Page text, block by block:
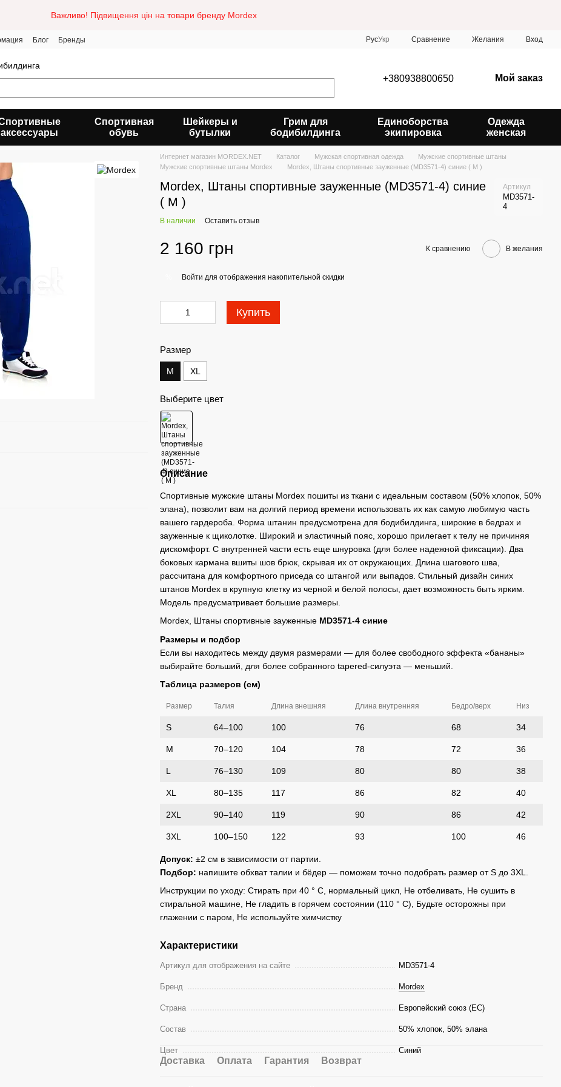
Важливо! Підвищення цін на товари бренду Mordex
Блог Бренды РусУкр Сравнение Желания Вход
+380938800650 Мой заказ
аксессуары
Спортивная
обувь
Шейкеры и
бутылки
Грим для
бодибилдинга
Единоборства
экипировка
Одежда
женская
Интернет магазин MORDEX.NET Каталог Мужская спортивная одежда
Мужские спортивные штаны
Мужские спортивные штаны Mordex
Mordex, Штаны спортивные зауженные (MD3571-4) синие ( M )
Mordex, Штаны спортивные зауженные (MD3571-4) синие
( M )
Артикул
MD3571-
4
В наличии Оставить отзыв
2 160 грн К сравнению В желания
Войти для отображения накопительной скидки
Купить
Размер
M XL
Выберите цвет
Описание
Спортивные мужские штаны Mordex пошиты из ткани с идеальным составом (50% хлопок, 50%
элана), позволит вам на долгий период времени использовать их как самую любимую часть
вашего гардероба. Форма штанин предусмотрена для бодибилдинга, широкие в бедрах и
зауженные к щиколотке. Широкий и эластичный пояс, хорошо прилегает к телу не причиняя
дискомфорт. С внутренней части есть еще шнуровка (для более надежной фиксации). Два
боковых кармана вшиты шов брюк, скрывая их от окружающих. Длина шагового шва,
рассчитана для комфортного приседа со штангой или выпадов. Стильный дизайн синих
штанов Mordex в крупную клетку из черной и белой полосы, дает возможность быть ярким.
Модель предусматривает большие размеры.
Mordex, Штаны спортивные зауженные MD3571-4 синие
Размеры и подбор
Если вы находитесь между двумя размерами — для более свободного эффекта «бананы»
выбирайте больший, для более собранного tapered-силуэта — меньший.
Таблица размеров (см)
Размер Талия Длина внешняя Длина внутренняя Бедро/верх Низ
S 64–100 100 76 68 34
M 70–120 104 78 72 36
L 76–130 109 80 80 38
XL 80–135 117 86 82 40
2XL 90–140 119 90 86 42
3XL 100–150 122 93 100 46
Допуск: ±2 см в зависимости от партии.
Подбор: напишите обхват талии и бёдер — поможем точно подобрать размер от S до 3XL.
Инструкции по уходу: Стирать при 40 ° C, нормальный цикл, Не отбеливать, Не сушить в
стиральной машине, Не гладить в горячем состоянии (110 ° C), Будьте осторожны при
глажении с паром, Не используйте химчистку
Характеристики
Артикул для отображения на сайте MD3571-4
Бренд Mordex
Страна Европейский союз (ЕС)
Состав 50% хлопок, 50% элана
Цвет Синий
Доставка Оплата Гарантия Возврат